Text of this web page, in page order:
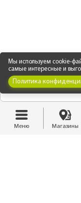
Мы используем cookie-
самые интересные и
Политика
Меню Магазины